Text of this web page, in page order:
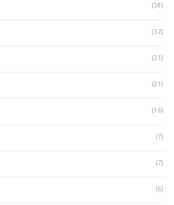
(58)
(32)
(31)
(21)
(16)
(7)
(7)
(6)